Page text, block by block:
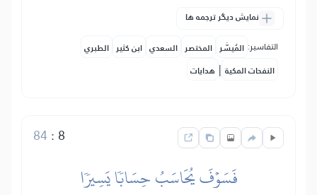
نمایش دیگر ترجمه ها
التفاسير: المُيسَّر المختصر السعدي ابن كثير الطبري
النفحات المكية | هدايات
8
:
84
فَسَوۡفَ يُحَاسَبُ حِسَابٗا يَسِيرٗا